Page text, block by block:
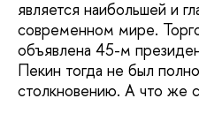
является наибольшей и
современном мире.
объявлена 45-м
Пекин тогда не был
столкновению. А что же